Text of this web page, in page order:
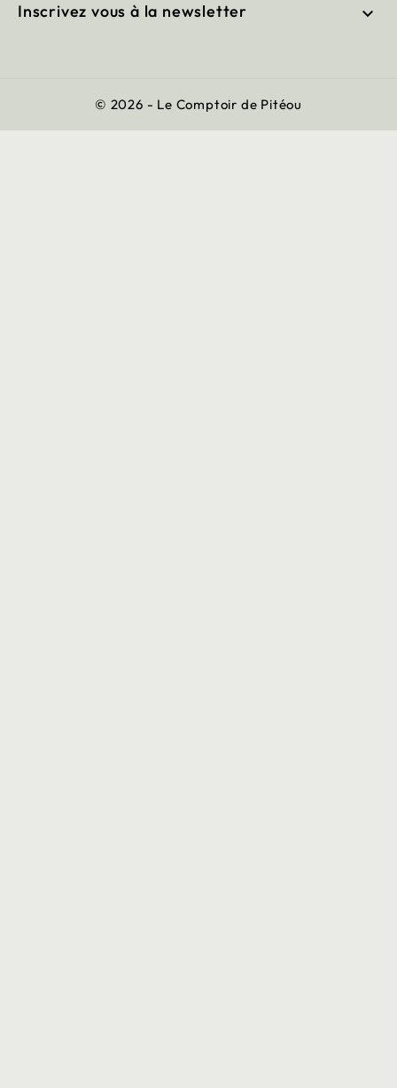
Inscrivez vous à la newsletter 
© 2026 - Le Comptoir de Pitéou